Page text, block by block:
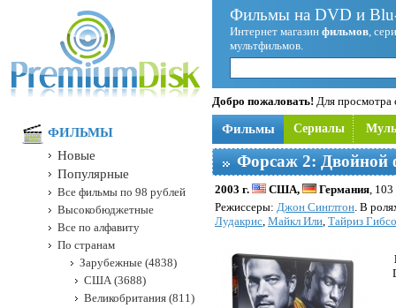
Фильмы на DVD и
Интернет магазин фильмов,
мультфильмов.
Добро пожаловать! Для просмотра
Фильмы Сериалы
Форсаж 2: Двойной
2003 г. США, Германия,
Режисcеры: Джон Синглтон. В
Лудакрис, Майкл Или, Тайриз
ФИЛЬМЫ
Новые
Популярные
Все фильмы по 98 рублей
Высокобюджетные
Все по алфавиту
По странам
Зарубежные (4838)
США (3688)
Великобритания (811)